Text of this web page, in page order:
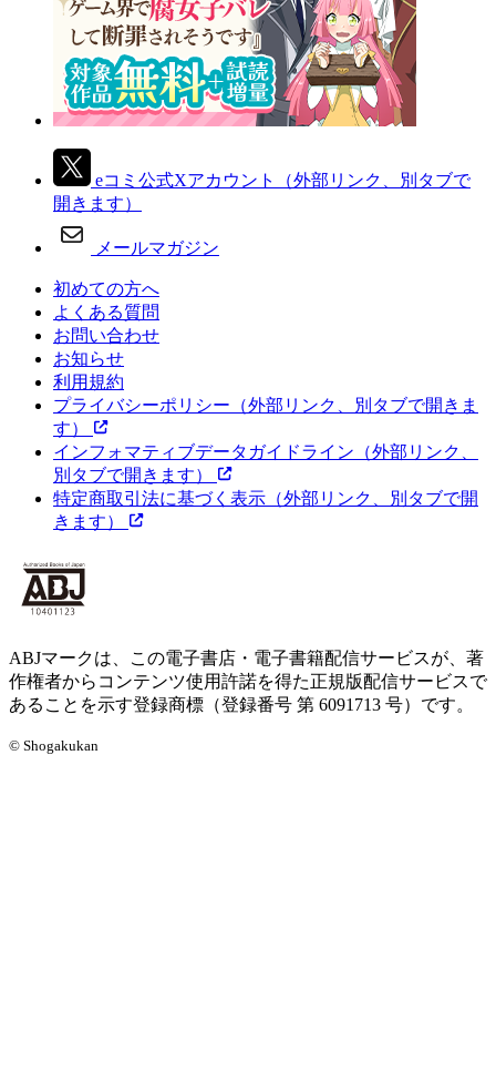
eコミ公式Xアカウント
（外部リンク、別タブで
開きます）
メールマガジン
初めての方へ
よくある質問
お問い合わせ
お知らせ
利用規約
プライバシーポリシー （外部リンク、別タブで開きま
す）
インフォマティブデータガイドライン （外部リンク、
別タブで開きます）
特定商取引法に基づく表示 （外部リンク、別タブで開
きます）
ABJマークは、この電子書店・電子書籍配信サービスが、著
作権者からコンテンツ使用許諾を得た正規版配信サービスで
あることを示す登録商標（登録番号 第 6091713 号）です。
© Shogakukan